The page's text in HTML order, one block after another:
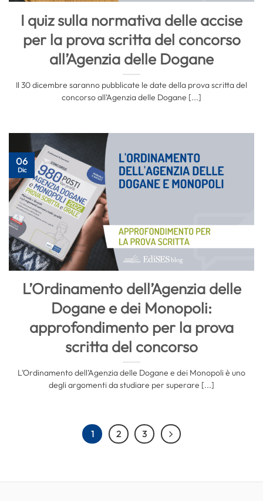
I quiz sulla normativa delle accise
per la prova scritta del concorso
all’Agenzia delle Dogane
Il 30 dicembre saranno pubblicate le date della prova scritta del
concorso all’Agenzia delle Dogane [...]
L’Ordinamento dell’Agenzia delle
Dogane e dei Monopoli:
approfondimento per la prova
scritta del concorso
L’Ordinamento dell’Agenzia delle Dogane e dei Monopoli è uno
degli argomenti da studiare per superare [...]
06
Dic
1 2 3